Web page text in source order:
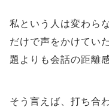
私という人は変わら
だけで声をかけてい
題よりも会話の距離
そう言えば、打ち合